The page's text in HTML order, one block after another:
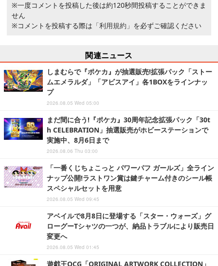
※一度コメントを投稿した後は約120秒間投稿することができま
せん
※コメントを投稿する際は 「利用規約」 を必ずご確認ください
関連ニュース
しまむらで『ポケカ』が抽選販売!拡張パック「ストー
ムエメラルダ」「アビスアイ」各1BOXをラインナッ
プ
2026.08.05 Wed 05:00
まだ間に合う!『ポケカ』30周年記念拡張パック「30t
h CELEBRATION」抽選販売がホビーステーションで
実施中、8月6日まで
2026.08.06 Thu 03:00
「一番くじちょこっと パワーパフ ガールズ」全ライン
ナップ公開!ラストワン賞は鍵チャーム付きのシール帳
スペシャルセットを用意
2026.08.05 Wed 09:45
アベイルで8月8日に登場する「スター・ウォーズ」グ
ローグーTシャツの一つが、納品トラブルにより販売日
変更へ
2026.08.05 Wed 01:45
遊戯王OCG「ORIGINAL ARTWORK COLLECTION」